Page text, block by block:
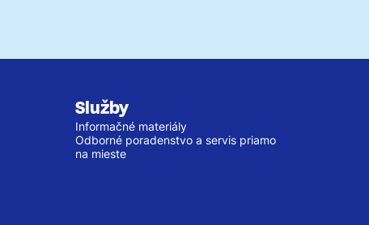
Služby
Informačné materiály
Odborné poradenstvo a servis priamo
na mieste